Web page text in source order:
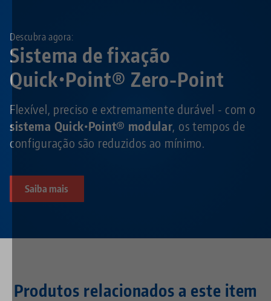
Sistema de fixação
Quick•Point® Zero-Point
Descubra agora:
Flexível, preciso e extremamente durável - com o
sistema Quick•Point® modular , os tempos de
configuração são reduzidos ao mínimo.
Saiba mais
Produtos relacionados a este item